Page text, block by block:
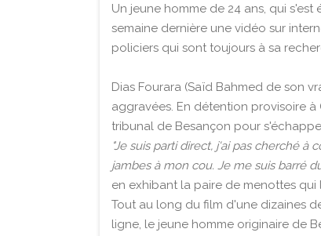
Un jeune homme de 24 ans, qui
semaine dernière une vidéo sur
policiers qui sont toujours à sa
Dias Fourara (Saïd Bahmed de son
aggravées. En détention provisoire
tribunal de Besançon pour
"Je suis parti direct, j'ai pas cherché à
jambes à mon cou. Je me suis barré
en exhibant la paire de menottes qui
Tout au long du film d'une dizaines
ligne, le jeune homme originaire de